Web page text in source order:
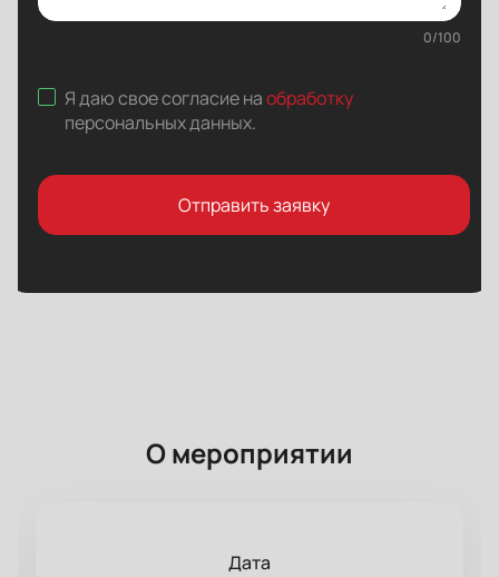
0/100
Я даю свое согласие наобработку
персональных данных.
Отправить заявку
О мероприятии
Дата